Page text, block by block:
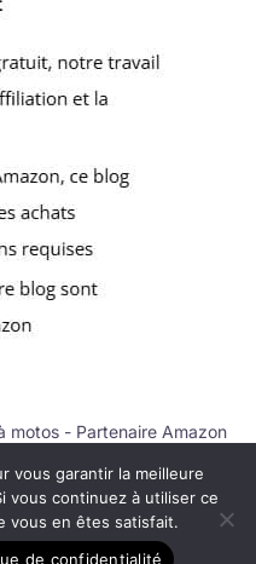
- Partenaire Amazon
vous garantir la meilleure
vous continuez à utiliser ce
vous en êtes satisfait.
de confidentialité